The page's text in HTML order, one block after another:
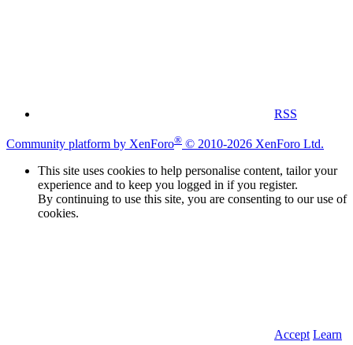
RSS
Community platform by XenForo® © 2010-2026 XenForo Ltd.
This site uses cookies to help personalise content, tailor your
experience and to keep you logged in if you register.
By continuing to use this site, you are consenting to our use of
cookies.
Accept Learn